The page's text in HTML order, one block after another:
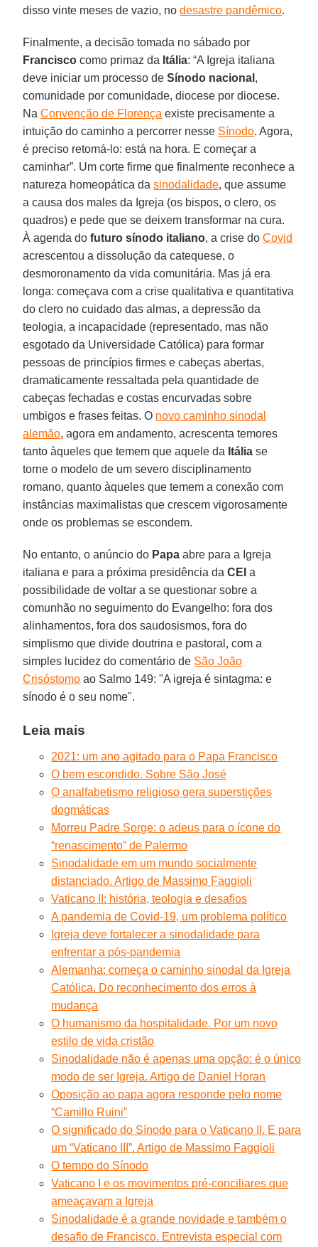
disso vinte meses de vazio, nodesastre pandêmico.
Finalmente, a decisão tomada no sábado por
Francisco como primaz da Itália: “A Igreja italiana
deve iniciar um processo deSínodo nacional ,
comunidade por comunidade, diocese por diocese.
NaConvenção de Florença existe precisamente a
intuição do caminho a percorrer nesse Sínodo. Agora,
é preciso retomá-lo: está na hora. E começar a
caminhar”. Um corte firme que finalmente reconhece a
natureza homeopática dasinodalidade, que assume
a causa dos males da Igreja (os bispos, o clero, os
quadros) e pede que se deixem transformar na cura.
À agenda dofuturo sínodo italiano, a crise doCovid
acrescentou a dissolução da catequese, o
desmoronamento da vida comunitária. Mas já era
longa: começava com a crise qualitativa e quantitativa
do clero no cuidado das almas, a depressão da
teologia, a incapacidade (representado, mas não
esgotado da Universidade Católica) para formar
pessoas de princípios firmes e cabeças abertas,
dramaticamente ressaltada pela quantidade de
cabeças fechadas e costas encurvadas sobre
umbigos e frases feitas. O novo caminho sinodal
alemão, agora em andamento, acrescenta temores
tanto àqueles que temem que aquele da Itália se
torne o modelo de um severo disciplinamento
romano, quanto àqueles que temem a conexão com
instâncias maximalistas que crescem vigorosamente
onde os problemas se escondem.
No entanto, o anúncio do Papa abre para a Igreja
italiana e para a próxima presidência daCEI a
possibilidade de voltar a se questionar sobre a
comunhão no seguimento do Evangelho: fora dos
alinhamentos, fora dos saudosismos, fora do
simplismo que divide doutrina e pastoral, com a
simples lucidez do comentário de São João
Crisóstomo ao Salmo 149: "A igreja é sintagma: e
sínodo é o seu nome".
Leia mais
2021: um ano agitado para o Papa Francisco
O bem escondido. Sobre São José
O analfabetismo religioso gera superstições
dogmáticas
Morreu Padre Sorge: o adeus para o ícone do
“renascimento” de Palermo
Sinodalidade em um mundo socialmente
distanciado. Artigo de Massimo Faggioli
Vaticano II: história, teologia e desafios
A pandemia de Covid-19, um problema político
Igreja deve fortalecer a sinodalidade para
enfrentar a pós-pandemia
Alemanha: começa o caminho sinodal da Igreja
Católica. Do reconhecimento dos erros à
mudança
O humanismo da hospitalidade. Por um novo
estilo de vida cristão
Sinodalidade não é apenas uma opção: é o único
modo de ser Igreja. Artigo de Daniel Horan
Oposição ao papa agora responde pelo nome
“Camillo Ruini”
O significado do Sínodo para o Vaticano II. E para
um “Vaticano III”. Artigo de Massimo Faggioli
O tempo do Sínodo
Vaticano I e os movimentos pré-conciliares que
ameaçavam a Igreja
Sinodalidade é a grande novidade e também o
desafio de Francisco. Entrevista especial com